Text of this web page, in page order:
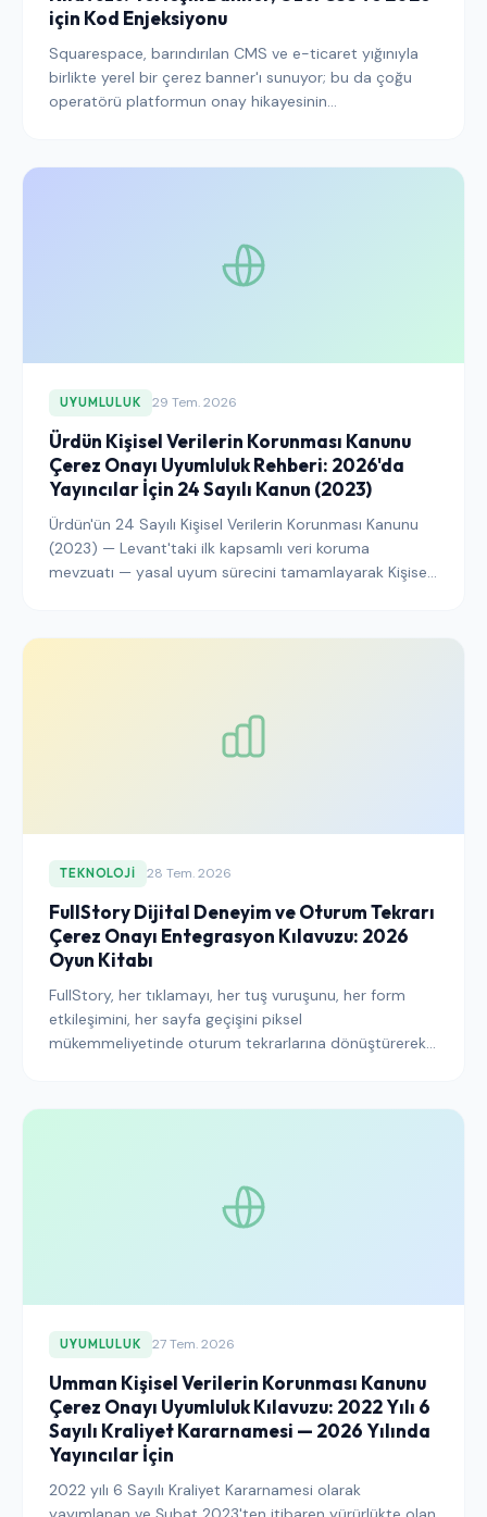
için Kod Enjeksiyonu
Squarespace, barındırılan CMS ve e-ticaret yığınıyla
birlikte yerel bir çerez banner'ı sunuyor; bu da çoğu
operatörü platformun onay hikayesinin
Injection noktalarının tümü, bir Squarespace sitesinin
UYUMLULUK 29 Tem. 2026
Ürdün Kişisel Verilerin Korunması Kanunu
Çerez Onayı Uyumluluk Rehberi: 2026'da
Yayıncılar İçin 24 Sayılı Kanun (2023)
Ürdün'ün 24 Sayılı Kişisel Verilerin Korunması Kanunu
(2023) — Levant'taki ilk kapsamlı veri koruma
mevzuatı — yasal uyum sürecini tamamlayarak Kişisel
okuyucularına ulaşan yayıncıların çerez onayını, banner
destekleyici düzenlemelerle uyumlu hale getirmek için
yapmaları gerekenleri açıklamaktadır.
TEKNOLOJI 28 Tem. 2026
FullStory Dijital Deneyim ve Oturum Tekrarı
Çerez Onayı Entegrasyon Kılavuzu: 2026
Oyun Kitabı
FullStory, her tıklamayı, her tuş vuruşunu, her form
etkileşimini, her sayfa geçişini piksel
mükemmeliyetinde oturum tekrarlarına dönüştürerek
paha biçilmez kılarken EDPB'nin oturum tekrarı
yılında bir FullStory dağıtımını dijital deneyim analitiği
katmanının savunulabilir bir parçasına dönüştüren
entegrasyon kalıplarını ele alır.
UYUMLULUK 27 Tem. 2026
Umman Kişisel Verilerin Korunması Kanunu
Çerez Onayı Uyumluluk Kılavuzu: 2022 Yılı 6
Sayılı Kraliyet Kararnamesi — 2026 Yılında
Yayıncılar İçin
2022 yılı 6 Sayılı Kraliyet Kararnamesi olarak